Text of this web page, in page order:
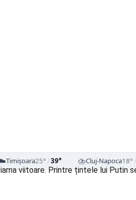
Timișoara25°/39° ⛈️Cluj-Napoca18°/
viitoare. Printre țintele lui Putin